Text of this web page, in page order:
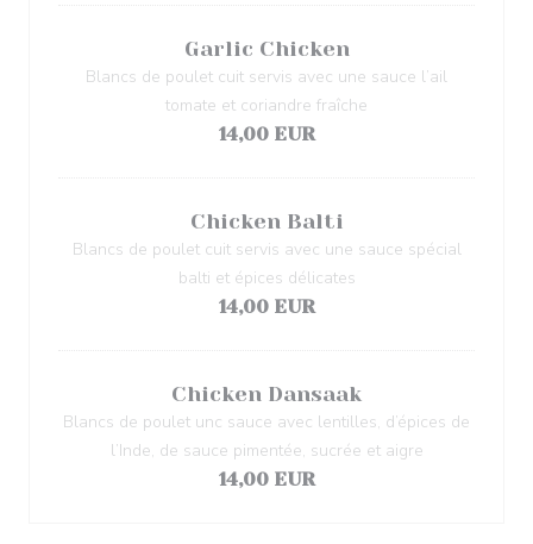
Garlic Chicken
Blancs de poulet cuit servis avec une sauce l’ail
tomate et coriandre fraîche
14,00 EUR
Chicken Balti
Blancs de poulet cuit servis avec une sauce spécial
balti et épices délicates
14,00 EUR
Chicken Dansaak
Blancs de poulet unc sauce avec lentilles, d’épices de
l’Inde, de sauce pimentée, sucrée et aigre
14,00 EUR